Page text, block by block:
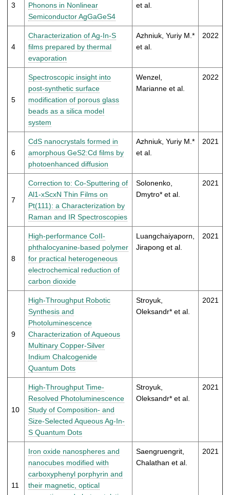
3
Phonons in Nonlinear
Semiconductor AgGaGeS4
et al.
4
Characterization of Ag-In-S
films prepared by thermal
evaporation
Azhniuk, Yuriy M.*
et al.
2022
5
Spectroscopic insight into
post-synthetic surface
modification of porous glass
beads as a silica model
system
Wenzel,
Marianne et al.
2022
6
CdS nanocrystals formed in
amorphous GeS2:Cd films by
photoenhanced diffusion
Azhniuk, Yuriy M.*
et al.
2021
7
Correction to: Co-Sputtering of
Al1-xScxN Thin Films on
Pt(111): a Characterization by
Raman and IR Spectroscopies
Solonenko,
Dmytro* et al.
2021
8
High-performance CoII-
phthalocyanine-based polymer
for practical heterogeneous
electrochemical reduction of
carbon dioxide
Luangchaiyaporn,
Jirapong et al.
2021
9
High-Throughput Robotic
Synthesis and
Photoluminescence
Characterization of Aqueous
Multinary Copper-Silver
Indium Chalcogenide
Quantum Dots
Stroyuk,
Oleksandr* et al.
2021
10
High-Throughput Time-
Resolved Photoluminescence
Study of Composition- and
Size-Selected Aqueous Ag-In-
S Quantum Dots
Stroyuk,
Oleksandr* et al.
2021
11
Iron oxide nanospheres and
nanocubes modified with
carboxyphenyl porphyrin and
their magnetic, optical
Saengruengrit,
Chalathan et al.
2021